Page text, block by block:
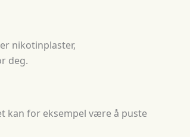
nikotinplaster,
deg.
kan for eksempel være å puste